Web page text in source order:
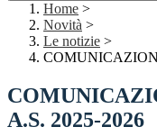
Home >
Novità >
Le notizie >
A.S. 2025-2026